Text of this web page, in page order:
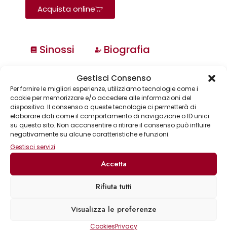
Gestisci Consenso
Per fornire le migliori esperienze, utilizziamo tecnologie come i
cookie per memorizzare e/o accedere alle informazioni del
dispositivo. Il consenso a queste tecnologie ci permetterà di
elaborare dati come il comportamento di navigazione o ID unici
su questo sito. Non acconsentire o ritirare il consenso può influire
negativamente su alcune caratteristiche e funzioni.
Gestisci servizi
Accetta
Rifiuta tutti
Visualizza le preferenze
CookiesPrivacy
Acquista online
Sinossi Biografia
Annuari & Guide
Astronomia & dintorni
Bear Grylls adventures
Biblioteca delle arti
Biblioteca gastronomica
Cinema e miti
Crimen
Dizionari Gremese